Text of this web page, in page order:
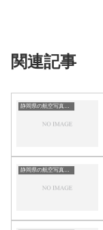
関連記事
静岡県の航空写真・空中写真
静岡県の航空写真・空中写真